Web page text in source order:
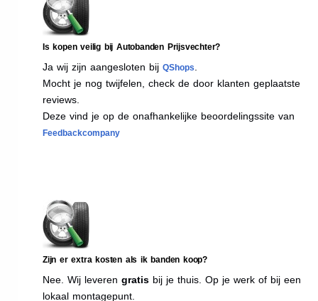
Is kopen veilig bij Autobanden Prijsvechter?
Ja wij zijn aangesloten bij QShops
Mocht je nog twijfelen, check de door klanten geplaatste
reviews.
Deze vind je op de onafhankelijke beoordelingssite van
Feedbackcompany
Zijn er extra kosten als ik banden koop?
Nee. Wij leveren gratis bij je thuis. Op je werk of bij een
lokaal montagepunt.